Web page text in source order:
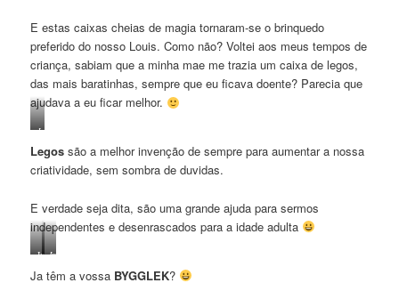
E estas caixas cheias de magia tornaram-se o brinquedo
preferido do nosso Louis. Como não? Voltei aos meus tempos de
criança, sabiam que a minha mae me trazia um caixa de legos,
das mais baratinhas, sempre que eu ficava doente? Parecia que
ajudava a eu ficar melhor.
Imagens
minha
autoria
Legos são a melhor invenção de sempre para aumentar a nossa
criatividade, sem sombra de duvidas.
E verdade seja dita, são uma grande ajuda para sermos
independentes e desenrascados para a idade adulta
Imagens
minha
Imagens
da
minha
Ja têm a vossa BYGGLEK?